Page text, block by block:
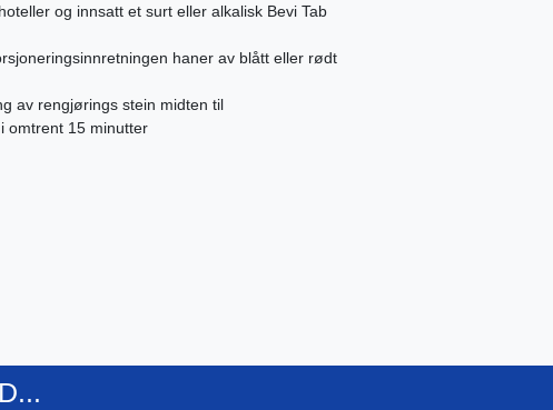
og innsatt et surt eller alkalisk Bevi Tab
haner av blått eller rødt
av rengjørings stein midten til
omtrent 15 minutter